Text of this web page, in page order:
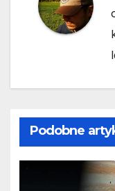
Podobne